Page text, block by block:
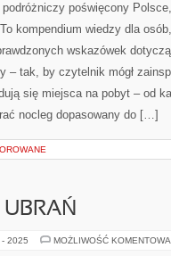
poświęcony
kompendium wiedzy dla
wskazówek
– tak, by czytelnik mógł
się miejsca na pobyt – od
nocleg dopasowany do […]
UBRAŃ
- 2025 MOŻLIWOŚĆ